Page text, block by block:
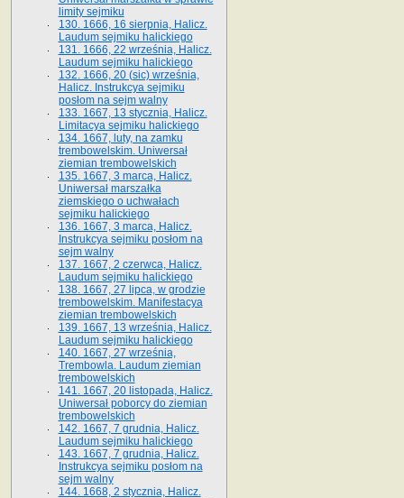
limity sejmiku
130. 1666, 16 sierpnia, Halicz.
Laudum sejmiku halickiego
131. 1666, 22 września, Halicz.
Laudum sejmiku halickiego
132. 1666, 20 (sic) września,
Halicz. Instrukcya sejmiku
posłom na sejm walny
133. 1667, 13 stycznia, Halicz.
Limitacya sejmiku halickiego
134. 1667, luty, na zamku
trembowelskim. Uniwersał
ziemian trembowelskich
135. 1667, 3 marca, Halicz.
Uniwersał marszałka
ziemskiego o uchwałach
sejmiku halickiego
136. 1667, 3 marca, Halicz.
Instrukcya sejmiku posłom na
sejm walny
137. 1667, 2 czerwca, Halicz.
Laudum sejmiku halickiego
138. 1667, 27 lipca, w grodzie
trembowelskim. Manifestacya
ziemian trembowelskich
139. 1667, 13 września, Halicz.
Laudum sejmiku halickiego
140. 1667, 27 września,
Trembowla. Laudum ziemian
trembowelskich
141. 1667, 20 listopada, Halicz.
Uniwersał poborcy do ziemian
trembowelskich
142. 1667, 7 grudnia, Halicz.
Laudum sejmiku halickiego
143. 1667, 7 grudnia, Halicz.
Instrukcya sejmiku posłom na
sejm walny
144. 1668, 2 stycznia, Halicz.